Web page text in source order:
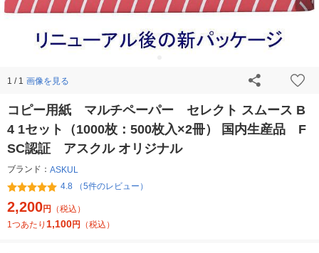
1 / 1 画像を見る
コピー用紙 マルチペーパー セレクト スムース B
4 1セット（1000枚：500枚入×2冊） 国内生産品 F
SC認証 アスクル オリジナル
ブランド： ASKUL
4.8 （5件のレビュー）
2,200円
（税込）
1つあたり 1,100円 （税込）